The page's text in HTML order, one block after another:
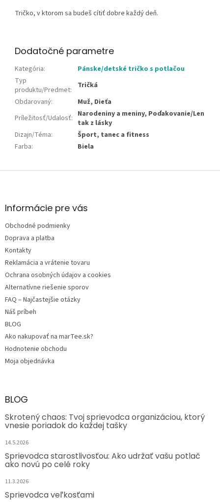
Tričko, v ktorom sa budeš cítiť dobre každý deň.
Dodatočné parametre
Kategória:
Pánske/detské tričko s potlačou
Typ
produktu/Predmet:
Tričká
Obdarovaný:
Muž, Dieťa
Príležitosť/Udalosť: Narodeniny a meniny, Poďakovanie/Len
tak z lásky
Dizajn/Téma:
Šport, tanec a fitness
Farba: Biela
Z
ä
e
Informácie pre vás
Obchodné podmienky
Doprava a platba
Kontakty
Reklamácia a vrátenie tovaru
Ochrana osobných údajov a cookies
Alternatívne riešenie sporov
FAQ – Najčastejšie otázky
Náš príbeh
BLOG
Ako nakupovať na marTee.sk?
Hodnotenie obchodu
Moja objednávka
BLOG
Skrotený chaos: Tvoj sprievodca organizáciou, ktorý
vnesie poriadok do každej tašky
14.5.2026
Sprievodca starostlivosťou: Ako udržať vašu potlač
ako novú po celé roky
11.3.2026
Sprievodca veľkosťami